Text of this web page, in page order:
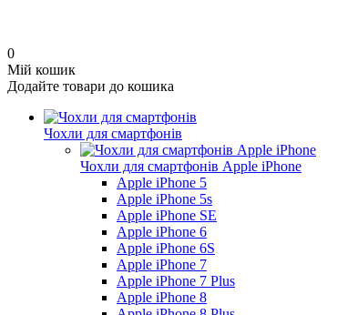
0
Мій кошик
Додайте товари до кошика
Чохли для смартфонів
Чохли для смартфонів Apple iPhone
Apple iPhone 5
Apple iPhone 5s
Apple iPhone SE
Apple iPhone 6
Apple iPhone 6S
Apple iPhone 7
Apple iPhone 7 Plus
Apple iPhone 8